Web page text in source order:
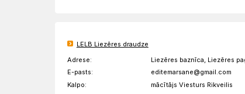
LELB Liezēres draudze
Adrese:
Liezēres baznīca, Liezēres
E-pasts:
editemarsane@gmail.com
Kalpo:
mācītājs Viesturs Rikveilis